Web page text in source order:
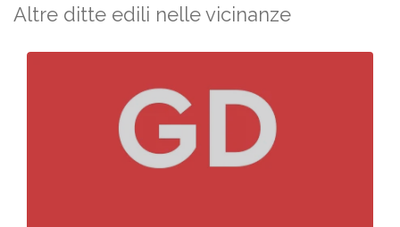
Altre ditte edili nelle vicinanze